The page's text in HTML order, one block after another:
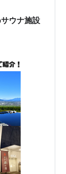
ウナ施設